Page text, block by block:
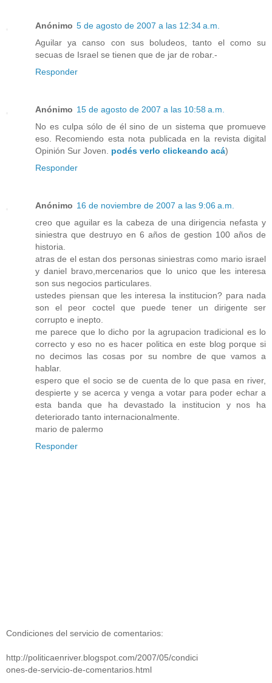
Anónimo 5 de agosto de 2007 a las 12:34 a.m.
Aguilar ya canso con sus boludeos, tanto el como su
secuas de Israel se tienen que de jar de robar.-
Responder
Anónimo 15 de agosto de 2007 a las 10:58 a.m.
No es culpa sólo de él sino de un sistema que promueve
eso. Recomiendo esta nota publicada en la revista digital
Opinión Sur Joven. podés verlo clickeando acá)
Responder
Anónimo 16 de noviembre de 2007 a las 9:06 a.m.
creo que aguilar es la cabeza de una dirigencia nefasta y
siniestra que destruyo en 6 años de gestion 100 años de
historia.
atras de el estan dos personas siniestras como mario israel
y daniel bravo,mercenarios que lo unico que les interesa
son sus negocios particulares.
ustedes piensan que les interesa la institucion? para nada
son el peor coctel que puede tener un dirigente ser
corrupto e inepto.
me parece que lo dicho por la agrupacion tradicional es lo
correcto y eso no es hacer politica en este blog porque si
no decimos las cosas por su nombre de que vamos a
hablar.
espero que el socio se de cuenta de lo que pasa en river,
despierte y se acerca y venga a votar para poder echar a
esta banda que ha devastado la institucion y nos ha
deteriorado tanto internacionalmente.
mario de palermo
Responder
Condiciones del servicio de comentarios:
http://politicaenriver.blogspot.com/2007/05/condici
ones-de-servicio-de-comentarios.html